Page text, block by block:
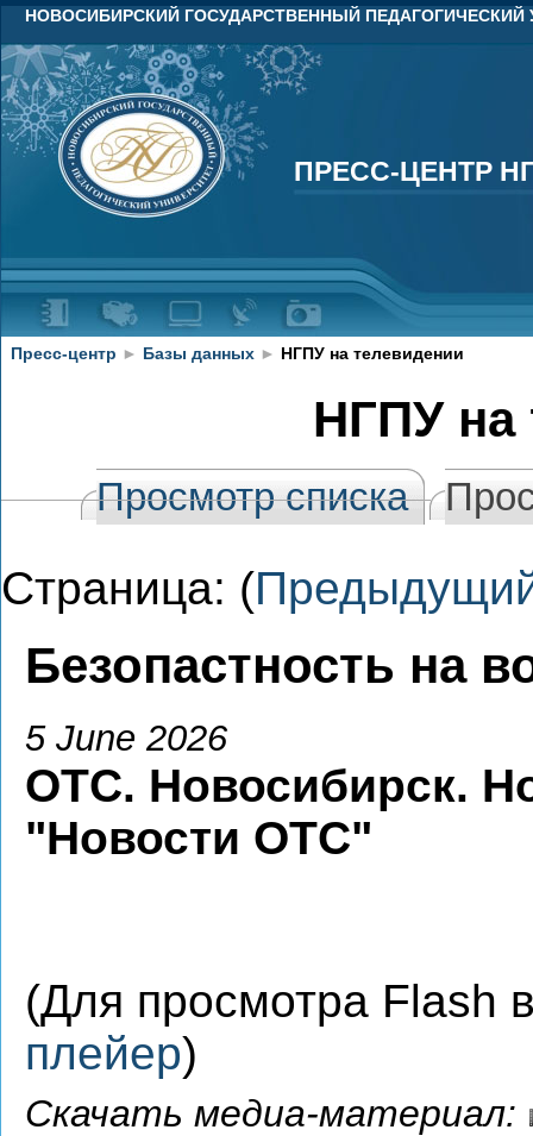
НОВОСИБИРСКИЙ ГОСУДАРСТВЕННЫЙ ПЕДАГОГИЧЕСКИЙ
ПРЕСС-ЦЕНТР
ПРЕСС-ЦЕНТР
Пресс-центр ► Базы данных ► НГПУ на телевидении
НГПУ на
Просмотр списка
Страница: (
Безопастность на
5 June 2026
ОТС. Новосибирск.
"Новости ОТС"
(Для просмотра Flash
плейер)
Скачать медиа-материал: